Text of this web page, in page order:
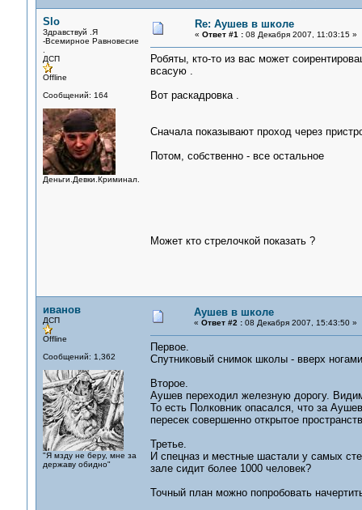
Slo
Здравствуй .Я
-Всемирное Равновесие
ДСП
Offline
Сообщений: 164
Деньги.Девки.Криминал.
Re: Аушев в школе
« Ответ #1 :08 Декабря 2007, 11:03:15 »
Робяты, кто-то из вас может
всасую .
Вот раскадровка .
Сначала показывают проход через
Потом, собственно - все остальное
Может кто стрелочкой показать ?
иванов
ДСП
Offline
Сообщений: 1,362
"Я мзду не беру, мне за
державу обидно"
Аушев в школе
« Ответ #2 :08 Декабря 2007, 15:43:50 »
Первое.
Спутниковый снимок школы - вверх
Второе.
Аушев переходил железную дорогу.
То есть Полковник опасался, что за
пересек совершенно открытое
Третье.
И спецназ и местные шастали у самых
зале сидит более 1000 человек?
Точный план можно попробовать